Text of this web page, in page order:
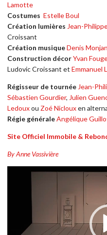
Lamotte
Costumes Estelle Boul
Création lumières Jean-
Croissant
Création musiqueDenis
Construction décorYvan
Ludovic Croissant et Emmanuel
Régisseur de tournée Jean-
Sébastien Gourdier, Julien
Ledouxou Zoé Niclouxen
Régie généraleAngélique
Site Officiel Immobile &
By Anne Vassivière